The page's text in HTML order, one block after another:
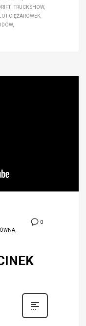
TRUCK SHOW
CIĘŻARÓWEK
0